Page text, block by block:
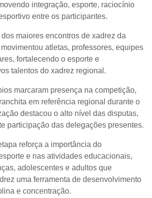
integração, esporte, raciocínio
entre os participantes.
maiores encontros de xadrez da
atletas, professores, equipes
fortalecendo o esporte e
talentos do xadrez regional.
marcaram presença na competição,
em referência regional durante o
destacou o alto nível das disputas,
participação das delegações presentes.
reforça a importância do
e nas atividades educacionais,
adolescentes e adultos que
uma ferramenta de desenvolvimento
e concentração.